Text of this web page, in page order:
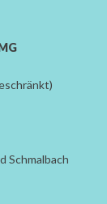
Schmalbach